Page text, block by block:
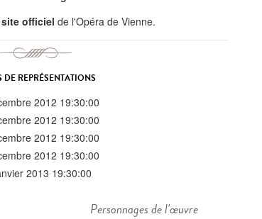
site officiel de l'Opéra de Vienne.
DE REPRÉSENTATIONS
2012 19:30:00
2012 19:30:00
2012 19:30:00
2012 19:30:00
2013 19:30:00
Personnages de l'œuvre